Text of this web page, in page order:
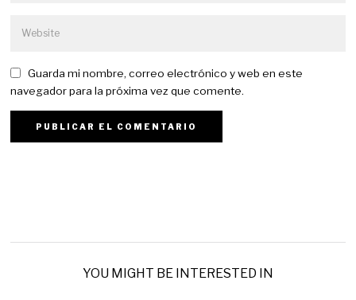
Guarda mi nombre, correo electrónico y web en este
navegador para la próxima vez que comente.
YOU MIGHT BE INTERESTED IN